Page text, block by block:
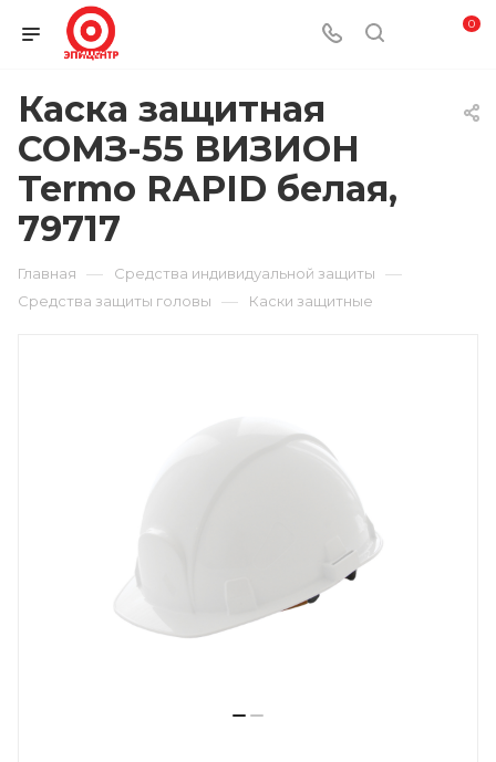
0
Каска защитная
СОМЗ-55 ВИЗИОН
Termo RAPID белая,
79717
Главная — Средства индивидуальной защиты —
Средства защиты головы — Каски защитные